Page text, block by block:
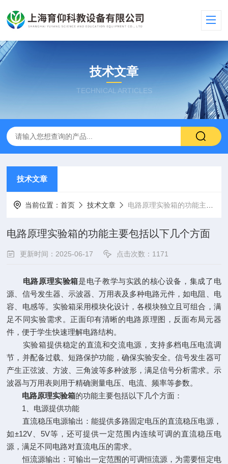
技术文章
TECHNICAL ARTICLES
技术文章
当前位置：首页 技术文章 电路原理实验箱的功能主要包括以下几个方面
电路原理实验箱的功能主要包括以下几个方面
更新时间：2025-06-17 点击次数：1171
电路原理实验箱是电子教学与实践的核心设备，集成了电
源、信号发生器、示波器、万用表及多种电路元件，如电阻、电
容、电感等。实验箱采用模块化设计，各模块独立且可组合，满
足不同实验需求。正面印有清晰的电路原理图，反面布局元器
件，便于学生快速理解电路结构。
实验箱提供稳定的直流和交流电源，支持多档电压电流调
节，并配备过载、短路保护功能，确保实验安全。信号发生器可
产生正弦波、方波、三角波等多种波形，满足信号分析需求。示
波器与万用表则用于精确测量电压、电流、频率等参数。
电路原理实验箱的功能主要包括以下几个方面：
1、电源提供功能
直流稳压电源输出：能提供多路固定电压的直流稳压电源，
如±12V、5V等，还可提供一定范围内连续可调的直流稳压电
源，满足不同电路对直流电压的需求。
恒流源输出：可输出一定范围的可调恒流源，为需要恒定电